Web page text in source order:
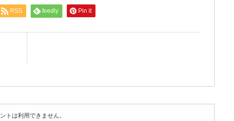
RSS feedly Pin it
トは利用できません。